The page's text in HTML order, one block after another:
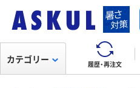
履歴・再注文
カテゴリー